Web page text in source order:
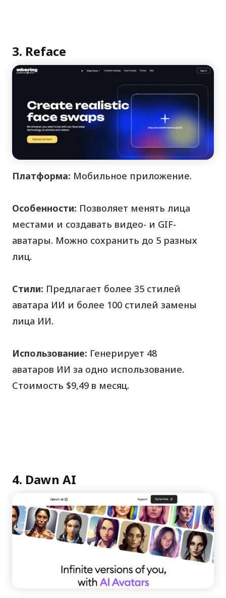
3. Reface
Платформа: Мобильное приложение.
Особенности: Позволяет менять лица
местами и создавать видео- и GIF-
аватары. Можно сохранить до 5 разных
лиц.
Стили: Предлагает более 35 стилей
аватара ИИ и более 100 стилей замены
лица ИИ.
Использование: Генерирует 48
аватаров ИИ за одно использование.
Стоимость $9,49 в месяц.
4. Dawn AI